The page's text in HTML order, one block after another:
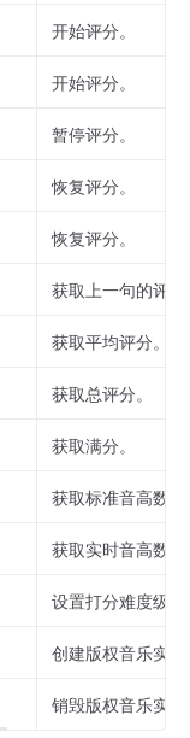
开始评分。
开始评分。
暂停评分。
恢复评分。
恢复评分。
获取上一句的评
获取平均评分。
获取总评分。
获取满分。
获取标准音高数
获取实时音高数
设置打分难度级
创建版权音乐实
销毁版权音乐实